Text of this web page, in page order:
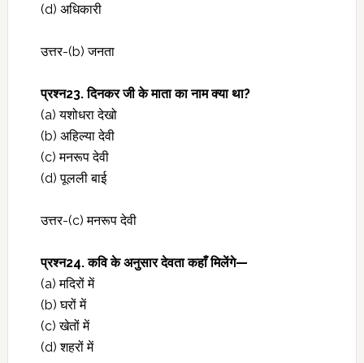
(d) अधिकारी
उत्तर-(b) जनता
प्रश्‍न23. दिनकर जी के माता का नाम क्या था?
(a) यशोधरा देखो
(b) अहिल्या देवी
(c) मनरूप देवी
(d) पूलली बाई
उत्तर-(c) मनरूप देवी
प्रश्‍न24. कवि के अनुसार देवता कहाँ मिलेंगे—
(a) मदिरों में
(b) घरों में
(c) खेतों में
(d) शहरों में